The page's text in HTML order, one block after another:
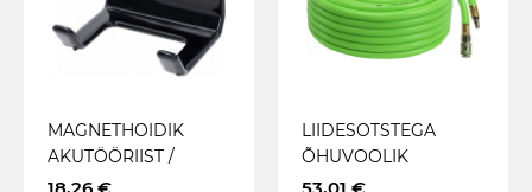
MAGNETHOIDIK
AKUTÖÖRIIST /
ÕHUTÖÖRIIST KS
LIIDESOTSTEGA
ÕHUVOOLIK
POLÜMEER 20M